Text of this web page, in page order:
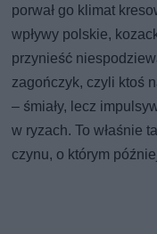
porwał go klimat
wpływy polskie,
przynieść
zagończyk, czyli ktoś
– śmiały, lecz
w ryzach. To właśnie
czynu, o którym